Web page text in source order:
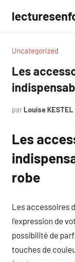
contenu
Uncategorized
Les
par Louise KESTEL
Les
robe
Les accessoires
l’expression de
possibilité de
touches de